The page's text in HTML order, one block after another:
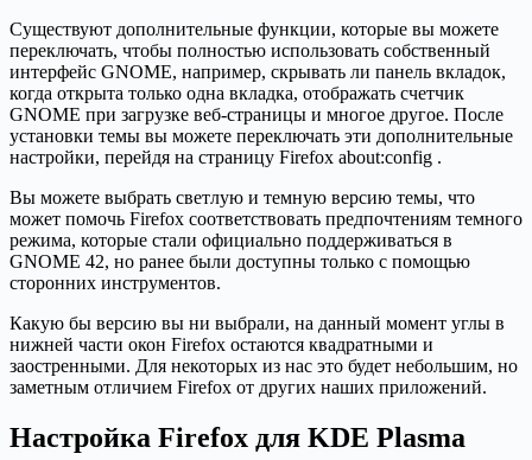
Существуют дополнительные функции, которые вы можете
переключать, чтобы полностью использовать собственный
интерфейс GNOME, например, скрывать ли панель вкладок,
когда открыта только одна вкладка, отображать счетчик
GNOME при загрузке веб-страницы и многое другое. После
установки темы вы можете переключать эти дополнительные
настройки, перейдя на страницу Firefox about:config .
Вы можете выбрать светлую и темную версию темы, что
может помочь Firefox соответствовать предпочтениям темного
режима, которые стали официально поддерживаться в
GNOME 42, но ранее были доступны только с помощью
сторонних инструментов.
Какую бы версию вы ни выбрали, на данный момент углы в
нижней части окон Firefox остаются квадратными и
заостренными. Для некоторых из нас это будет небольшим, но
заметным отличием Firefox от других наших приложений.
Настройка Firefox для KDE Plasma